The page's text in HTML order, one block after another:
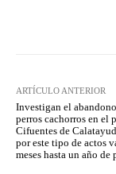
ARTÍCULO ANTERIOR
Investigan el
perros cachorros en el
Cifuentes de
por este tipo de actos
meses hasta un año de